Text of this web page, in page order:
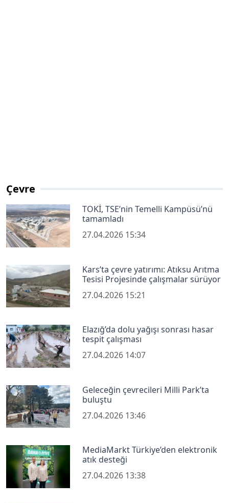
Çevre
TOKİ, TSE’nin Temelli Kampüsü’nü
tamamladı
27.04.2026 15:34
Kars’ta çevre yatırımı: Atıksu Arıtma
Tesisi Projesinde çalışmalar sürüyor
27.04.2026 15:21
Elazığ’da dolu yağışı sonrası hasar
tespit çalışması
27.04.2026 14:07
Geleceğin çevrecileri Milli Park’ta
buluştu
27.04.2026 13:46
MediaMarkt Türkiye’den elektronik
atık desteği
27.04.2026 13:38